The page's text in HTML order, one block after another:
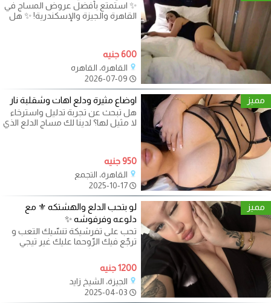
✨ استمتع بأفضل عروض المساج في
القاهرة والجيزة والإسكندرية! ✨ هل
600 جنيه
القاهرة، القاهره
مميز اوضاع مثيرة ودلع اهات وشقلبة نار
هل تبحث عن تجربة تدليل واسترخاء
لا مثيل لها؟ لدينا لك مساج الدلع الذي
950 جنيه
القاهرة، التجمع
2025-10-17
مميز
لو بتحب الدلع والهشتكه ⚜️ مع
دلوعه وفرفوشه ✨
تحب على تفرشيكة تنسّيك التعب و
ترجّع فيك الرّوحما عليك غير تيجي
بحذانا عندنا ليكم اوفر جنان
1200 جنيه
الجيزة، الشيخ زايد